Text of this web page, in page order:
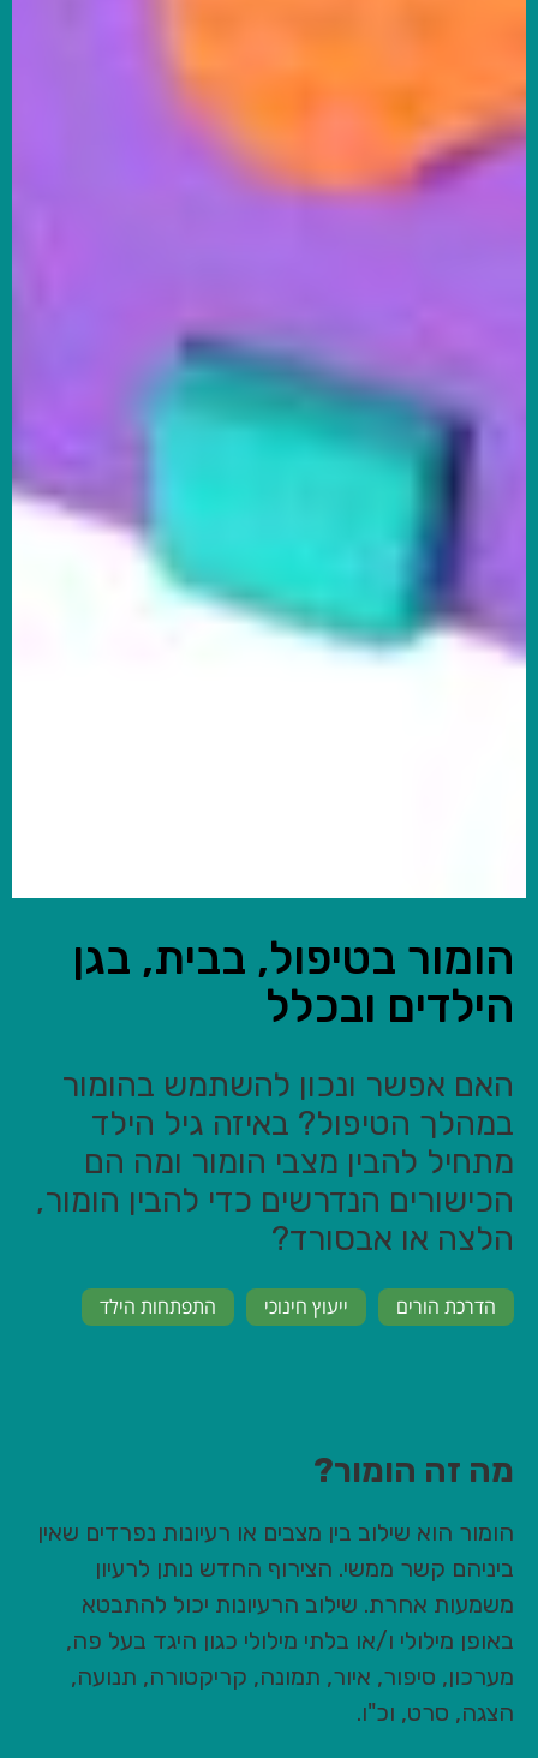
הומור בטיפול, בבית, בגן
הילדים ובכלל
האם אפשר ונכון להשתמש בהומור
במהלך הטיפול? באיזה גיל הילד
מתחיל להבין מצבי הומור ומה הם
הכישורים הנדרשים כדי להבין הומור,
הלצה או אבסורד?
הדרכת הורים ייעוץ חינוכי התפתחות הילד
מה זה הומור?
הומור הוא שילוב בין מצבים או רעיונות נפרדים שאין
ביניהם קשר ממשי. הצירוף החדש נותן לרעיון
משמעות אחרת. שילוב הרעיונות יכול להתבטא
באופן מילולי ו/או בלתי מילולי כגון היגד בעל פה,
מערכון, סיפור, איור, תמונה, קריקטורה, תנועה,
הצגה, סרט, וכ"ו.